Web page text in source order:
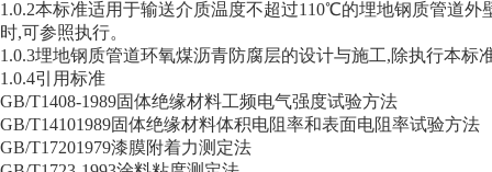
1.0.2本标准适用于输送介质温度不超过110℃的埋地钢质管道
时,可参照执行。
1.0.3埋地钢质管道环氧煤沥青防腐层的设计与施工,除执行本
1.0.4引用标准
GB/T1408-1989固体绝缘材料工频电气强度试验方法
GB/T14101989固体绝缘材料体积电阻率和表面电阻率试验方法
GB/T17201979漆膜附着力测定法